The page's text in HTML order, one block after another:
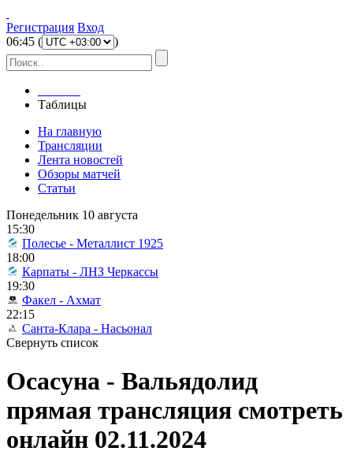
Регистрация Вход
06:45 ( )
Таблицы
На главную
Трансляции
Лента новостей
Обзоры матчей
Статьи
Понедельник 10 августа
15:30
Полесье - Металлист 1925
18:00
Карпаты - ЛНЗ Черкассы
19:30
Факел - Ахмат
22:15
Санта-Клара - Насьонал
Свернуть список
Осасуна - Вальядолид
прямая трансляция смотреть
онлайн 02.11.2024